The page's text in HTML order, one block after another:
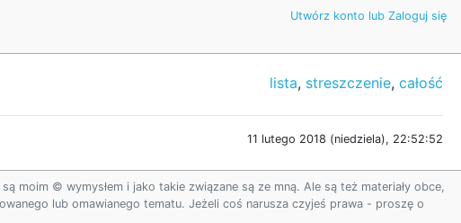
Utwórz konto lub Zaloguj się
lista, streszczenie, całość
11 lutego 2018 (niedziela), 22:52:52
© wymysłem i jako takie związane są ze mną. Ale są też materiały obce,
lub omawianego tematu. Jeżeli coś narusza czyjeś prawa - proszę o